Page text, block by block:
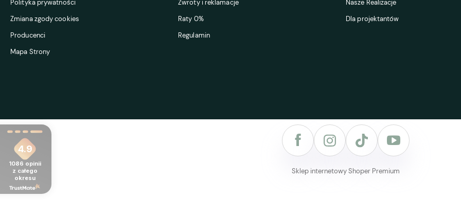
Polityka prywatności
Zmiana zgody cookies
Producenci
Mapa Strony
Zwroty i reklamacje
Raty 0%
Regulamin
Nasze Realizacje
Dla projektantów
4.9
1086 opinii
z całego
okresu
Sklep internetowy Shoper Premium